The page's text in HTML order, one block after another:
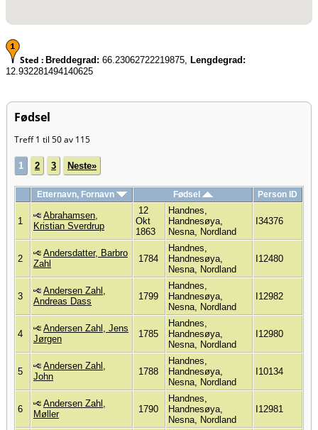
Sted : Breddegrad: 66.23062722219875, Lengdegrad:
12.932281494140625
Fødsel
Treff 1 til 50 av 115
1 2 3 Neste»
Etternavn, Fornavn Fødsel Person ID
1
Abrahamsen,
Kristian Sverdrup
12
Okt
1863
Handnes,
Handnesøya,
Nesna, Nordland
I34376
2
Andersdatter, Barbro
Zahl
1784
Handnes,
Handnesøya,
Nesna, Nordland
I12480
3
Andersen Zahl,
Andreas Dass
1799
Handnes,
Handnesøya,
Nesna, Nordland
I12982
4
Andersen Zahl, Jens
Jørgen
1785
Handnes,
Handnesøya,
Nesna, Nordland
I12980
5
Andersen Zahl,
John
1788
Handnes,
Handnesøya,
Nesna, Nordland
I10134
6
Andersen Zahl,
Møller
1790
Handnes,
Handnesøya,
Nesna, Nordland
I12981